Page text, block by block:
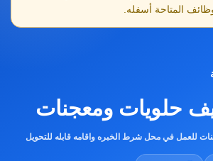
المتاحة أسفله.
حلويات ومعجنات
للعمل في محل شرط الخبره واقامه قابله للتحويل